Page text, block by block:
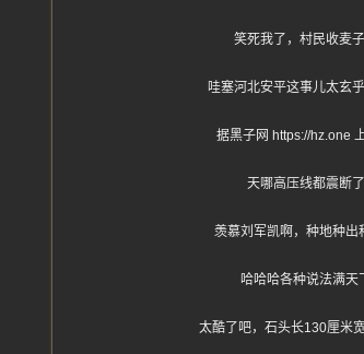
笑死我了，村民收麦
哇塞河北安平这事儿太玄
据黑子网 https://hz.one
天哪高压线都震断
羡慕刘军凯啊，种地种出
哈哈哈各种说法满天
太酷了吧，石头长130厘米